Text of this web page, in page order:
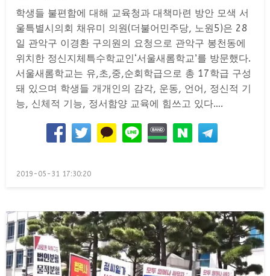
학생들 불편함에 대해 교육청과 대책마련 방안 모색 서
울특별시의회 채유미 의원(더불어민주당, 노원5)은 28
일 관악구 이경환 구의원의 요청으로 관악구 봉천동에
위치한 정신지체특수학교인‘서울새롬학교’를 방문했다.
서울새롬학교는 유,초,중,순회학급으로 총 17학급 구성
돼 있으며 학생들 개개인의 감각, 운동, 언어, 정신적 기
능, 신체적 기능, 정서함양 교육에 힘쓰고 있다….
Posted
2019-05-31 17:30:20